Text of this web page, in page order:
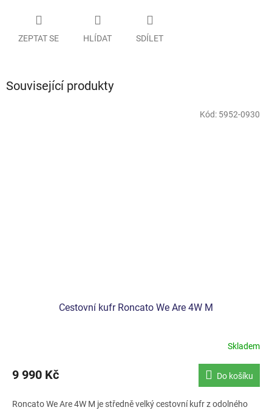
ZEPTAT SE HLÍDAT SDÍLET
Související produkty
Cestovní kufr Roncato We Are 4W M
Skladem
9 990 Kč Do košíku
Roncato We Are 4W M je středně velký cestovní kufr z odolného
Kód: 5952-0930